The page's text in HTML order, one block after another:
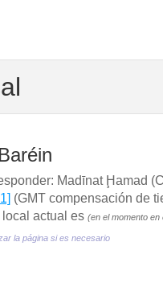
Madīnat Ḩamad
(GMT compensación de
actual es (en el momento en
la página si es necesario